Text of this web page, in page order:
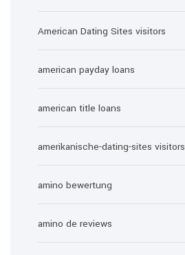
American Dating Sites visitors
american payday loans
american title loans
amerikanische-dating-sites visitors
amino bewertung
amino de reviews